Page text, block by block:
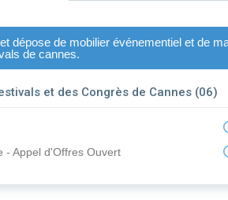
dépose de mobilier événementiel et de
de cannes.
et des Congrès de Cannes (06)
- Appel d'Offres Ouvert